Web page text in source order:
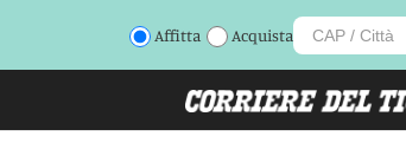
Affitta Acquista